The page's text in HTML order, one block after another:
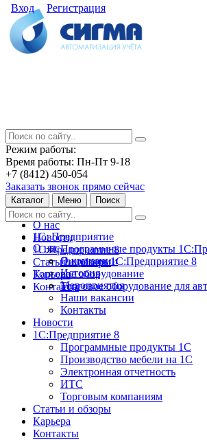
Вход Регистрация
Режим работы:
Время работы: Пн-Пт 9-18
+7 (8412) 450-054
Заказать звонок прямо сейчас
Каталог Меню Поиск
О нас
Новости
1С:Предприятие 8
Статьи и обзоры
Карьера
Контакты
1С: Предприятие
Программные продукты
Лицензии 1С:Предприятие 8
Торговое оборудование
Торговое оборудование для
О нас
О компании
История
Мероприятия
Наши вакансии
Контакты
Новости
1С:Предприятие 8
Программные продукты 1С
Производство мебели на 1С
Электронная отчетность
ИТС
Торговым компаниям
Статьи и обзоры
Карьера
Контакты